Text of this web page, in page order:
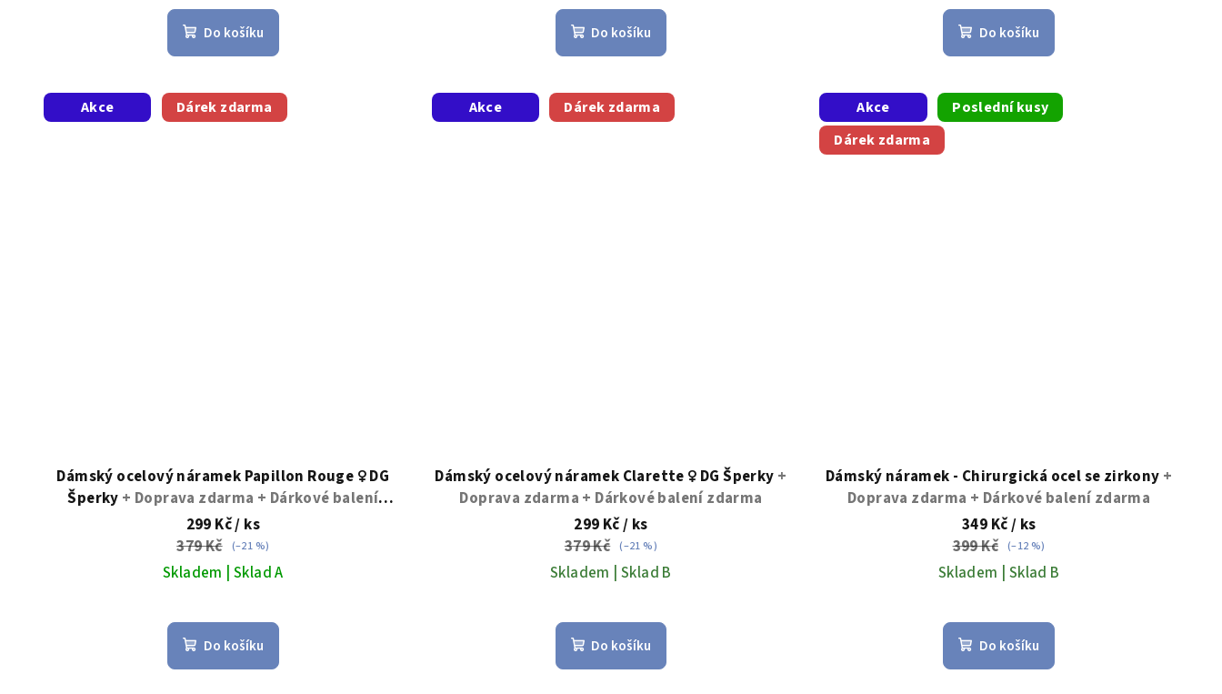
Do košíku Do košíku Do košíku
Akce Dárek zdarma
Dámský ocelový náramek Papillon Rouge ♀️ DG
Šperky + Doprava zdarma + Dárkové balení
zdarma
299 Kč/ ks
379 Kč
(–21 %)
Skladem | Sklad A
Do košíku
Akce Dárek zdarma
Dámský ocelový náramek Clarette ♀️ DG Šperky +
Doprava zdarma + Dárkové balení zdarma
299 Kč/ ks
379 Kč (–21 %)
Skladem | Sklad B
Do košíku
Akce
Poslední kusy
Dárek zdarma
Dámský náramek - Chirurgická ocel se zirkony +
Doprava zdarma + Dárkové balení zdarma
349 Kč/ ks
399 Kč (–12 %)
Skladem | Sklad B
hodnocení
produktu
je
Do košíku